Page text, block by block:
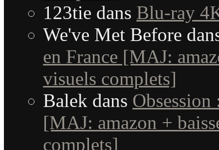
123tie dans Blu-ray
We've Met Before
en France [MAJ:
visuels complets]
Balek dans Obsession
[MAJ: amazon +
complets]